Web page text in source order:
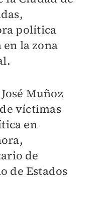
política
la zona
Muñoz
víctimas
en
de
de Estados